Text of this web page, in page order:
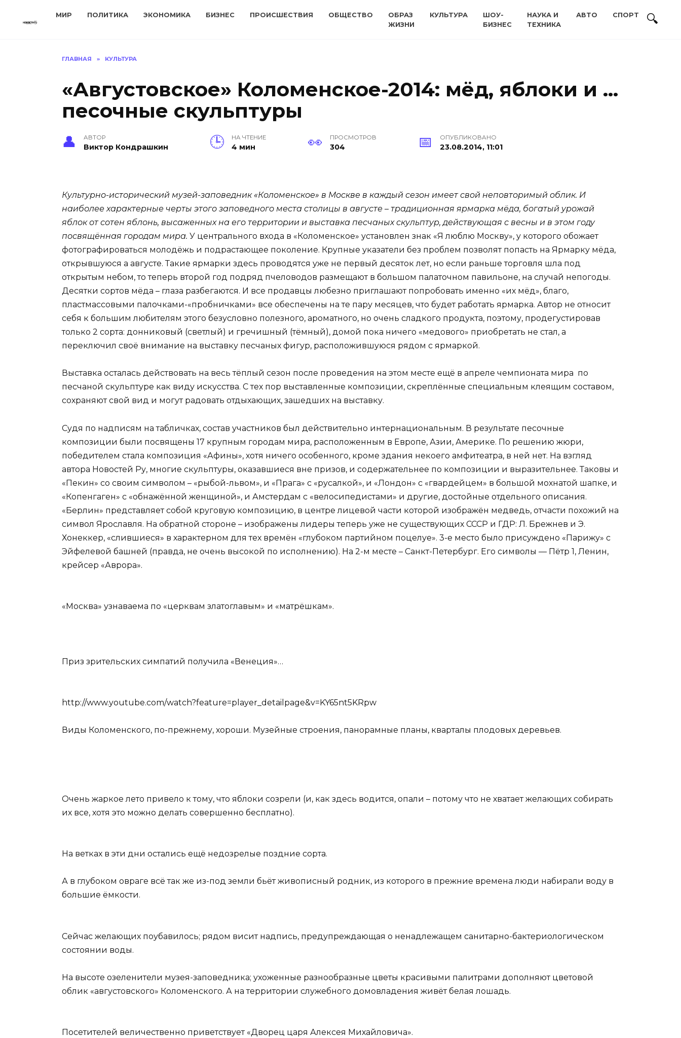
МИР ПОЛИТИКА ЭКОНОМИКА БИЗНЕС ПРОИСШЕСТВИЯ ОБЩЕСТВО
ОБРАЗ
ЖИЗНИ
КУЛЬТУРА
ШОУ-
БИЗНЕС
НАУКА И
ТЕХНИКА
АВТО СПОРТ
ГЛАВНАЯ » КУЛЬТУРА
«Августовское» Коломенское-2014: мёд, яблоки и …
песочные скульптуры
АВТОР
Виктор Кондрашкин
НА ЧТЕНИЕ
4 мин
ПРОСМОТРОВ
304
ОПУБЛИКОВАНО
23.08.2014, 11:01
Культурно-исторический музей-заповедник «Коломенское» в Москве в каждый сезон имеет свой неповторимый облик. И
наиболее характерные черты этого заповедного места столицы в августе – традиционная ярмарка мёда, богатый урожай
яблок от сотен яблонь, высаженных на его территории и выставка песчаных скульптур, действующая с весны и в этом году
посвящённая городам мира. У центрального входа в «Коломенское» установлен знак «Я люблю Москву», у которого обожает
фотографироваться молодёжь и подрастающее поколение. Крупные указатели без проблем позволят попасть на Ярмарку мёда,
открывшуюся а августе. Такие ярмарки здесь проводятся уже не первый десяток лет, но если раньше торговля шла под
открытым небом, то теперь второй год подряд пчеловодов размещают в большом палаточном павильоне, на случай непогоды.
Десятки сортов мёда – глаза разбегаются. И все продавцы любезно приглашают попробовать именно «их мёд», благо,
пластмассовыми палочками-«пробничками» все обеспечены на те пару месяцев, что будет работать ярмарка. Автор не относит
себя к большим любителям этого безусловно полезного, ароматного, но очень сладкого продукта, поэтому, продегустировав
только 2 сорта: донниковый (светлый) и гречишный (тёмный), домой пока ничего «медового» приобретать не стал, а
переключил своё внимание на выставку песчаных фигур, расположившуюся рядом с ярмаркой.
Выставка осталась действовать на весь тёплый сезон после проведения на этом месте ещё в апреле чемпионата мира по
песчаной скульптуре как виду искусства. С тех пор выставленные композиции, скреплённые специальным клеящим составом,
сохраняют свой вид и могут радовать отдыхающих, зашедших на выставку.
Судя по надписям на табличках, состав участников был действительно интернациональным. В результате песочные
композиции были посвящены 17 крупным городам мира, расположенным в Европе, Азии, Америке. По решению жюри,
победителем стала композиция «Афины», хотя ничего особенного, кроме здания некоего амфитеатра, в ней нет. На взгляд
автора Новостей Ру, многие скульптуры, оказавшиеся вне призов, и содержательнее по композиции и выразительнее. Таковы и
«Пекин» со своим символом – «рыбой-львом», и «Прага» с «русалкой», и «Лондон» с «гвардейцем» в большой мохнатой шапке, и
«Копенгаген» с «обнажённой женщиной», и Амстердам с «велосипедистами» и другие, достойные отдельного описания.
«Берлин» представляет собой круговую композицию, в центре лицевой части которой изображён медведь, отчасти похожий на
символ Ярославля. На обратной стороне – изображены лидеры теперь уже не существующих СССР и ГДР: Л. Брежнев и Э.
Хонеккер, «слившиеся» в характерном для тех времён «глубоком партийном поцелуе». 3-е место было присуждено «Парижу» с
Эйфелевой башней (правда, не очень высокой по исполнению). На 2-м месте – Санкт-Петербург. Его символы — Пётр 1, Ленин,
крейсер «Аврора».
«Москва» узнаваема по «церквам златоглавым» и «матрёшкам».
Приз зрительских симпатий получила «Венеция»…
http://www.youtube.com/watch?feature=player_detailpage&v=KY65nt5KRpw
Виды Коломенского, по-прежнему, хороши. Музейные строения, панорамные планы, кварталы плодовых деревьев.
Очень жаркое лето привело к тому, что яблоки созрели (и, как здесь водится, опали – потому что не хватает желающих собирать
их все, хотя это можно делать совершенно бесплатно).
На ветках в эти дни остались ещё недозрелые поздние сорта.
А в глубоком овраге всё так же из-под земли бьёт живописный родник, из которого в прежние времена люди набирали воду в
большие ёмкости.
Сейчас желающих поубавилось; рядом висит надпись, предупреждающая о ненадлежащем санитарно-бактериологическом
состоянии воды.
На высоте озеленители музея-заповедника; ухоженные разнообразные цветы красивыми палитрами дополняют цветовой
облик «августовского» Коломенского. А на территории служебного домовладения живёт белая лошадь.
Посетителей величественно приветствует «Дворец царя Алексея Михайловича».